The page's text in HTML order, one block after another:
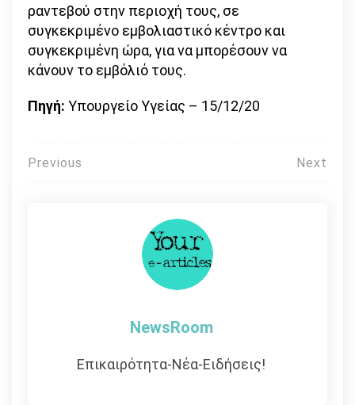
ραντεβού στην περιοχή τους, σε
συγκεκριμένο εμβολιαστικό κέντρο και
συγκεκριμένη ώρα, για να μπορέσουν να
κάνουν το εμβόλιό τους.
Πηγή: Υπουργείο Υγείας – 15/12/20
Πλοήγηση
Previous Next
NewsRoom
Επικαιρότητα-Νέα-Ειδήσεις!